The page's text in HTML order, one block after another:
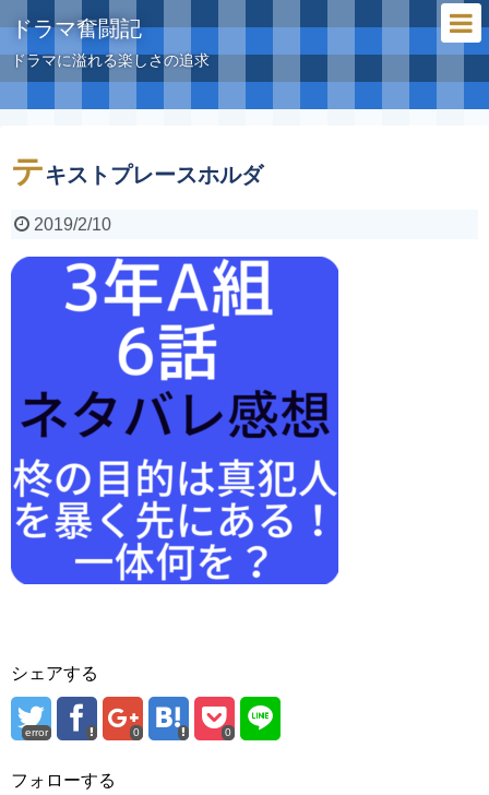
ドラマ奮闘記
ドラマに溢れる楽しさの追求
テキストプレースホルダ
2019/2/10
シェアする
error 0 0
フォローする